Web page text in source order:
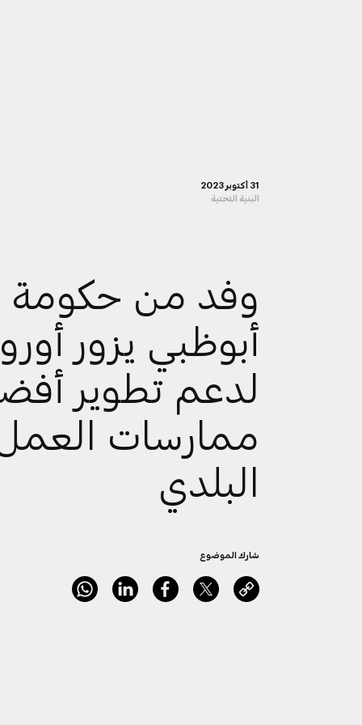
31 أكتوبر 2023
البنية التحتية
وفد من حكومة
أبوظبي يزور
لدعم تطوير
ممارسات
البلدي
شارك الموضوع